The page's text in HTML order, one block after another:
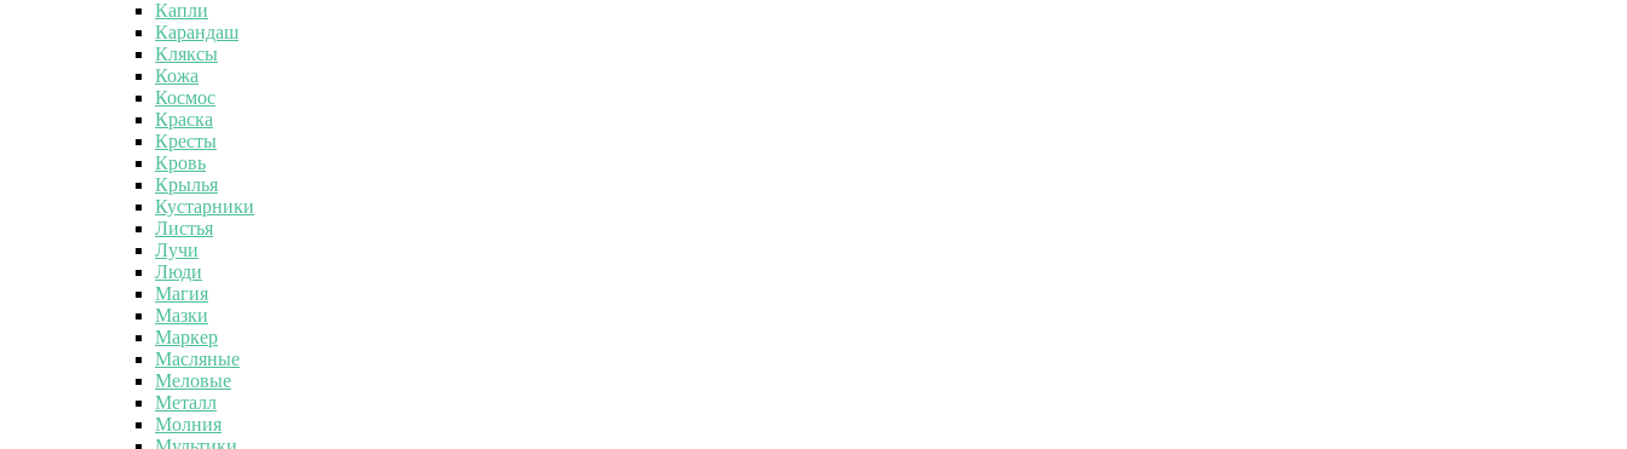
Капли
Карандаш
Кляксы
Кожа
Космос
Краска
Кресты
Кровь
Крылья
Кустарники
Листья
Лучи
Люди
Магия
Мазки
Маркер
Масляные
Меловые
Металл
Молния